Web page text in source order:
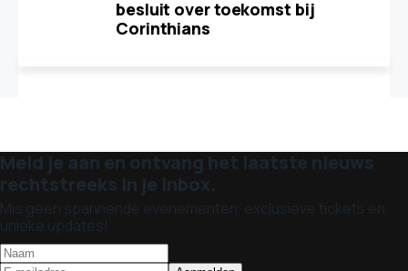
besluit over toekomst bij
Corinthians
Meld je aan en ontvang het laatste nieuws
rechtstreeks in je inbox.
Mis geen spannende evenementen, exclusieve tickets en
unieke updates!